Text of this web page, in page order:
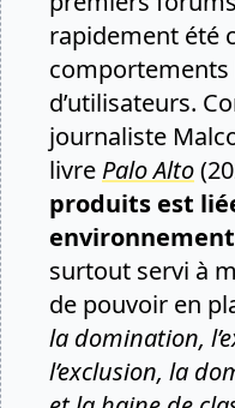
rapidement été
comportements
d’utilisateurs.
journaliste
livre Palo Alto
produits est
environnement
surtout servi à
de pouvoir en
la domination,
l’exclusion, la